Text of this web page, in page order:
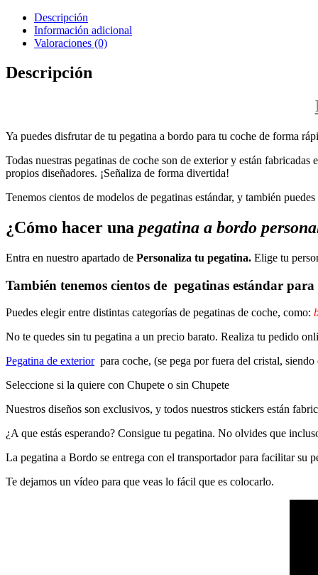
Descripción
Información adicional
Valoraciones (0)
Descripción
Ya puedes disfrutar de tu pegatina a bordo para tu coche de forma
Todas nuestras pegatinas de coche son de exterior y están
propios diseñadores. ¡Señaliza de forma divertida!
Tenemos cientos de modelos de pegatinas estándar, y también
¿Cómo hacer una pegatina a bordo
Entra en nuestro apartado de Personaliza tu pegatina. Elige tu
También tenemos cientos de pegatinas estándar para
Puedes elegir entre distintas categorías de pegatinas de coche, como:
No te quedes sin tu pegatina a un precio barato. Realiza tu pedido
Pegatina de exteriorpara coche, (se pega por fuera del cristal,
Seleccione si la quiere con Chupete o sin Chupete
Nuestros diseños son exclusivos, y todos nuestros stickers están
¿A que estás esperando? Consigue tu pegatina. No olvides que
La pegatina a Bordo se entrega con el transportador para facilitar su
Te dejamos un vídeo para que veas lo fácil que es colocarlo.